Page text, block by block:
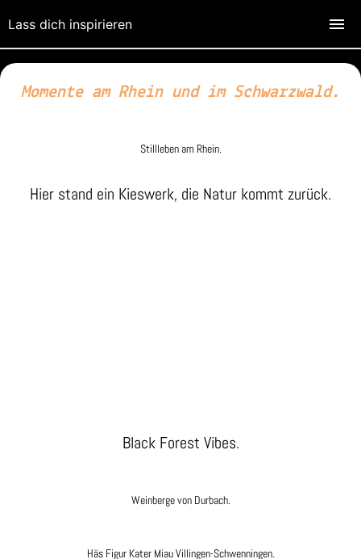
Momente am Rhein und im Schwarzwald.
Stillleben am Rhein.
Hier stand ein Kieswerk, die Natur kommt zurück.
Black Forest Vibes.
Weinberge von Durbach.
Häs Figur Kater Miau Villingen-Schwenningen.
Lass dich inspirieren